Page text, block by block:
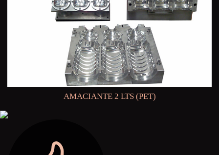
AMACIANTE 2 LTS (PET)